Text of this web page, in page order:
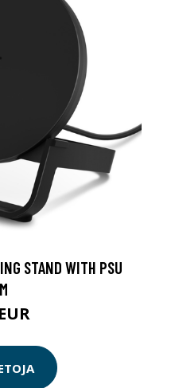
STAND WITH PSU